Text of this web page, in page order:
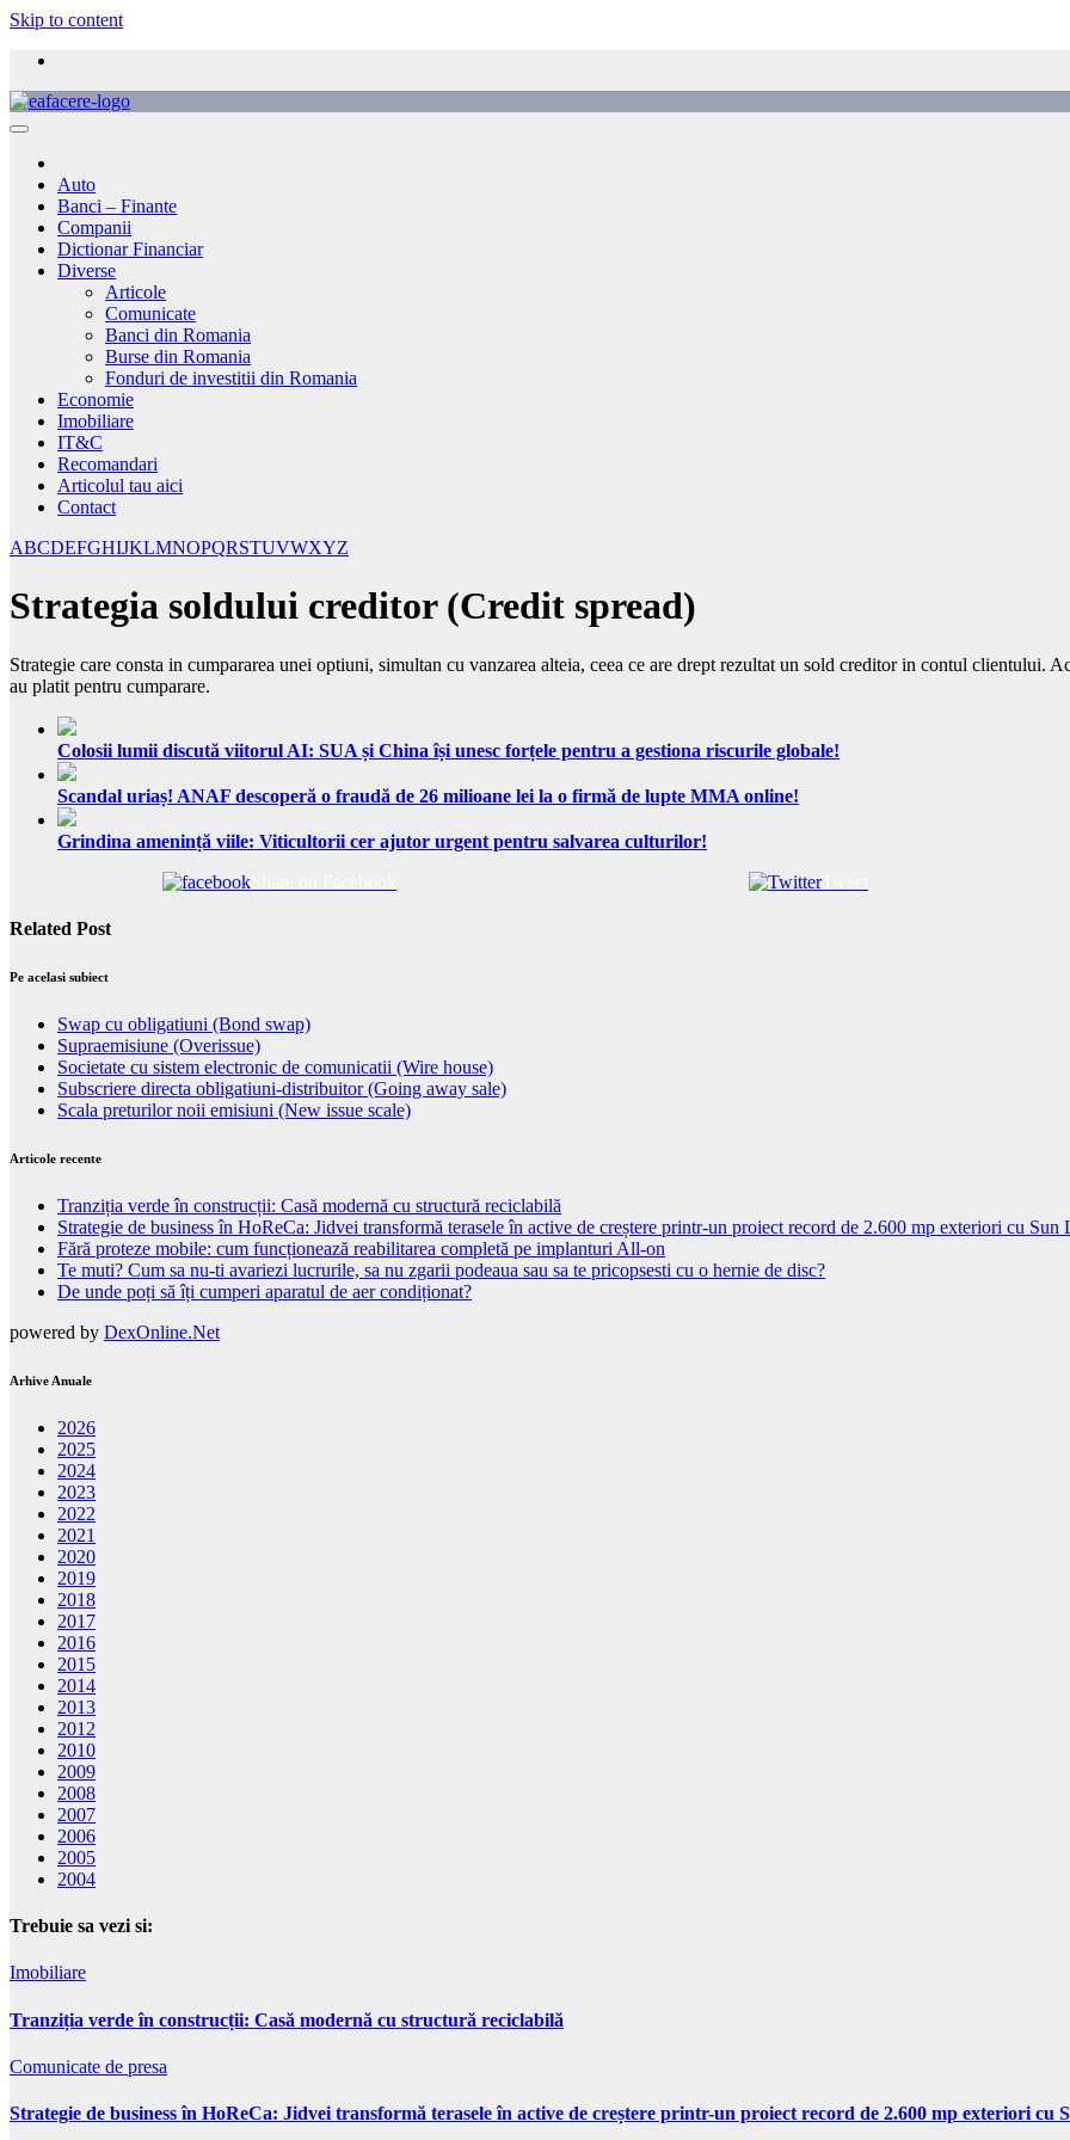
Skip to content
Auto
Banci – Finante
Companii
Dictionar Financiar
Diverse
Articole
Comunicate
Banci din Romania
Burse din Romania
Fonduri de investitii din Romania
Economie
Imobiliare
IT&C
Recomandari
Articolul tau aici
Contact
ABCDEFGHIJKLMNOPQRSTUVWXYZ
Strategia soldului creditor (Credit spread)
Strategie care consta in cumpararea unei optiuni, simultan cu vanzarea alteia, ceea ce are drept rezultat un sold creditor in contul clientului.
au platit pentru cumparare.
Colosii lumii discută viitorul AI: SUA și China își unesc forțele pentru a gestiona riscurile globale!
Scandal uriaș! ANAF descoperă o fraudă de 26 milioane lei la o firmă de lupte MMA online!
Grindina amenință viile: Viticultorii cer ajutor urgent pentru salvarea culturilor!
Tweet
Related Post
Pe acelasi subiect
Swap cu obligatiuni (Bond swap)
Supraemisiune (Overissue)
Societate cu sistem electronic de comunicatii (Wire house)
Subscriere directa obligatiuni-distribuitor (Going away sale)
Scala preturilor noii emisiuni (New issue scale)
Articole recente
Tranziția verde în construcții: Casă modernă cu structură reciclabilă
Strategie de business în HoReCa: Jidvei transformă terasele în active de creștere printr-un proiect record de 2.600 mp exteriori cu Sun
Fără proteze mobile: cum funcționează reabilitarea completă pe implanturi All-on
Te muti? Cum sa nu-ti avariezi lucrurile, sa nu zgarii podeaua sau sa te pricopsesti cu o hernie de disc?
De unde poți să îți cumperi aparatul de aer condiționat?
powered by DexOnline.Net
Arhive Anuale
2026
2025
2024
2023
2022
2021
2020
2019
2018
2017
2016
2015
2014
2013
2012
2010
2009
2008
2007
2006
2005
2004
Trebuie sa vezi si:
Imobiliare
Tranziția verde în construcții: Casă modernă cu structură reciclabilă
Comunicate de presa
Strategie de business în HoReCa: Jidvei transformă terasele în active de creștere printr-un proiect record de 2.600 mp exteriori cu